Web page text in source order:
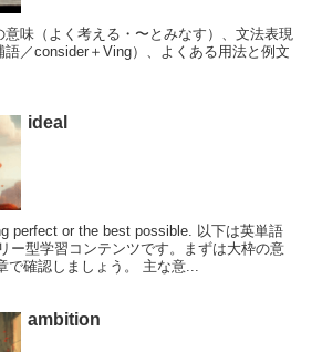
味（よく考える・〜とみなす）、文法表現
語／consider＋Ving）、よくある用法と例文
ideal
perfect or the best possible. 以下は英単語
ー型学習コンテンツです。まずは大枠の意
で確認しましょう。 主な意...
ambition